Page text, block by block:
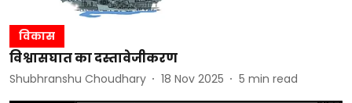
विकास
विश्वासघात का दस्तावेजीकरण
Shubhranshu Choudhary 18 Nov 2025 5 min read